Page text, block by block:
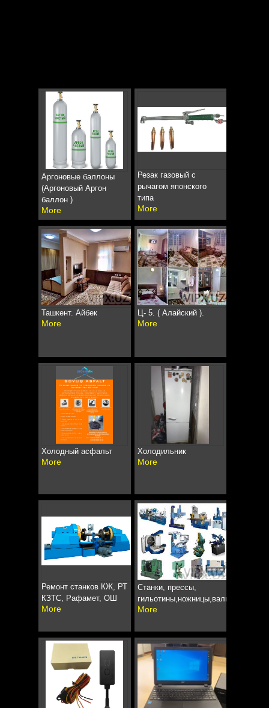
Аргоновые баллоны
(Аргоновый Аргон
баллон )
More
Резак газовый с
рычагом японского
типа
More
Ташкент. Айбек
More
Ц- 5. ( Алайский ).
More
Холодный асфальт
More
Холодильник
More
Ремонт станков КЖ, РТ
КЗТС, Рафамет, ОШ
More
Станки, прессы,
гильотины,ножницы,вальцы
More